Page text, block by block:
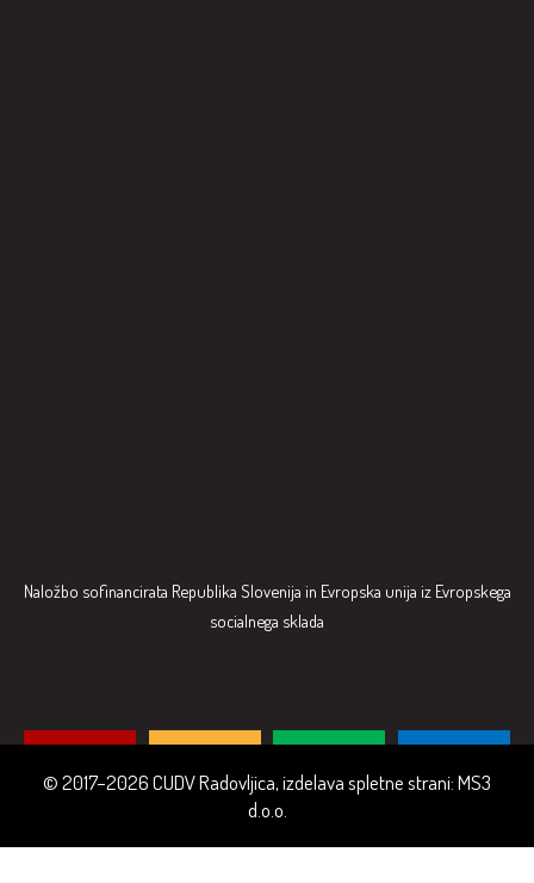
Naložbo sofinancirata Republika Slovenija in Evropska unija iz Evropskega
socialnega sklada
© 2017–2026 CUDV Radovljica, izdelava spletne strani:MS3
d.o.o.